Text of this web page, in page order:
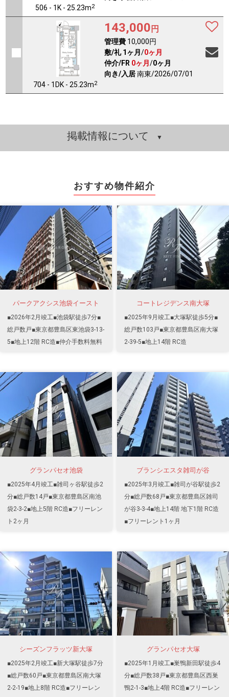
506 - 1K - 25.23m2
704 - 1DK - 25.23m2
143,000 円
管理費10,000円
敷/礼 1ヶ月 /0ヶ月
仲介/FR 0ヶ月 /0ヶ月
向き/入居南東/2026/07/01
掲載情報について
おすすめ物件紹介
パークアクシス池袋イースト
■2026年2月竣工■池袋駅徒歩7分■
総戸数戸■東京都豊島区東池袋3-13-
5■地上12階 RC造■仲介手数料無料
コートレジデンス南大塚
■2025年9月竣工■大塚駅徒歩5分■
総戸数103戸■東京都豊島区南大塚
2-39-5■地上14階 RC造
グランパセオ池袋
■2025年4月竣工■雑司ヶ谷駅徒歩2
分■総戸数14戸■東京都豊島区南池
袋2-3-2■地上5階 RC造■フリーレン
ト2ヶ月
ブランシエスタ雑司が谷
■2025年3月竣工■雑司が谷駅徒歩2
分■総戸数68戸■東京都豊島区雑司
が谷3-3-4■地上14階 地下1階 RC造
■フリーレント1ヶ月
シーズンフラッツ新大塚
■2025年2月竣工■新大塚駅徒歩7分
■総戸数60戸■東京都豊島区南大塚
2-2-19■地上8階 RC造■フリーレン
グランパセオ大塚
■2025年1月竣工■巣鴨新田駅徒歩4
分■総戸数38戸■東京都豊島区西巣
鴨2-1-3■地上4階 RC造■フリーレン